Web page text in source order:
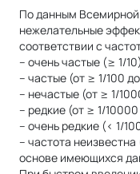
По данным Всемирной
нежелательные
соответствии с
– очень частые (≥ 1/
– частые (от ≥ 1/100
– нечастые (от ≥ 1/
– редкие (от ≥ 1/
– очень редкие (< 1/
– частота
основе имеющихся